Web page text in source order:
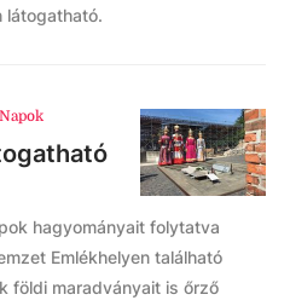
látogatható.
hagyományait folytatva
Emlékhelyen található
földi maradványait is őrző